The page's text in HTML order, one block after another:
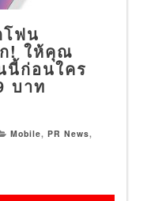
โฟน
ก! ให้คุณ
นี้ก่อนใคร
บาท
Mobile, PR News,